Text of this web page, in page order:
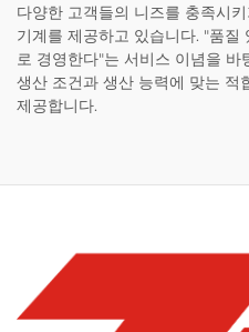
다양한 고객들의 니즈를 충족시
기계를 제공하고 있습니다. "품
로 경영한다"는 서비스 이념을 바
생산 조건과 생산 능력에 맞는 적
제공합니다.